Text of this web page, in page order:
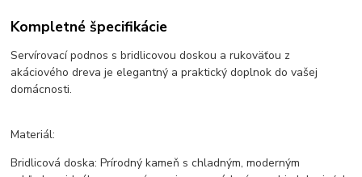
Kompletné špecifikácie
Servírovací podnos s bridlicovou doskou a rukoväťou z
akáciového dreva je elegantný a praktický doplnok do vašej
domácnosti.
Materiál:
Bridlicová doska: Prírodný kameň s chladným, moderným